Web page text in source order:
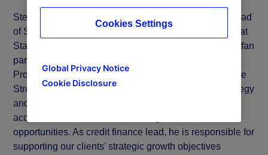
Stefan Gmür is executive vice president and global head
of Sales, Strategic Growth and Global Credit Finance at
State Street. In his sales and strategic growth role, Stefan
partners with leaders across Investment Services,
Product, State Street Alpha®
, Global Delivery and State
Street Markets to drive the execution of our sales strategy
and growth through strategic initiatives such as
acquisitions, lift-outs and other large-scale business
opportunities. As credit finance lead, he is responsible for
supporting our clients' strategic growth objectives
Global Privacy Notice
Cookie Disclosure
Cookies Settings